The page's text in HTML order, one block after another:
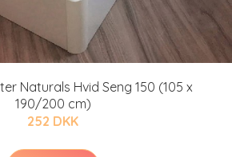
Naturals Hvid Seng 150 (105 x
190/200 cm)
252 DKK